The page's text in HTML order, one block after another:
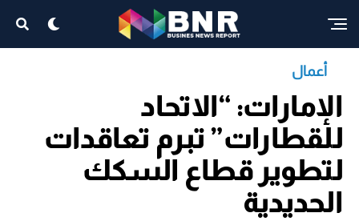
أعمال
الإمارات: “الاتحاد
للقطارات” تبرم تعاقدات
لتطوير قطاع السكك
الحديدية